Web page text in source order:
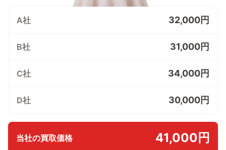
A社 32,000円
B社 31,000円
C社 34,000円
D社 30,000円
当社の買取価格 41,000円